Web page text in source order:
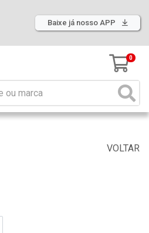
Baixe já nosso APP
0
VOLTAR